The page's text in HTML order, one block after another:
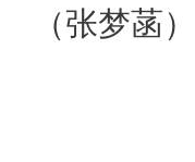
（张梦菡）